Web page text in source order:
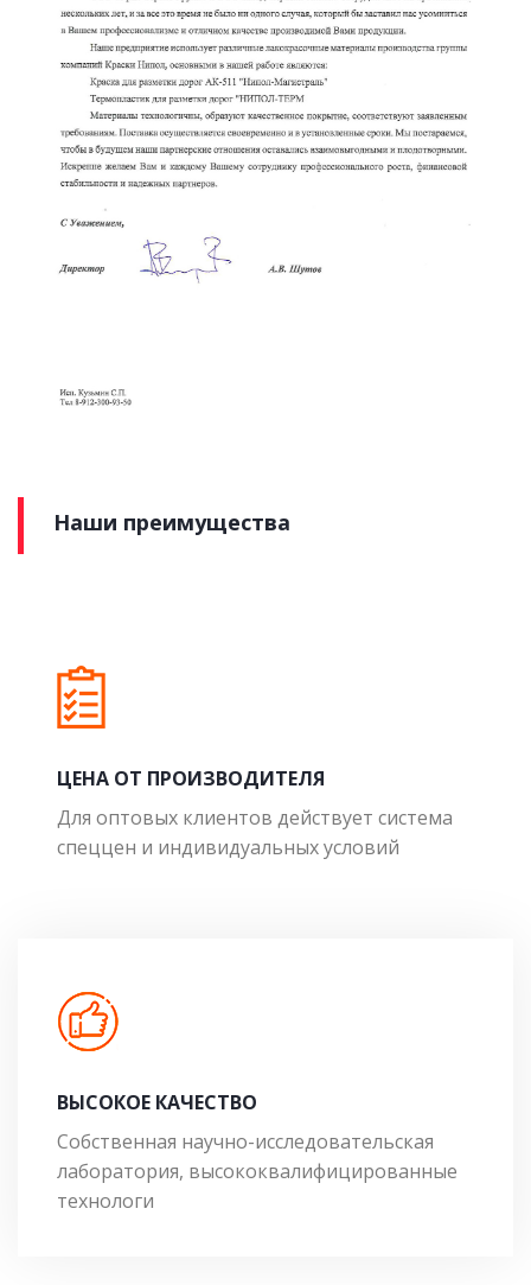
Наши преимущества
ЦЕНА ОТ ПРОИЗВОДИТЕЛЯ
Для оптовых клиентов действует система
спеццен и индивидуальных условий
ВЫСОКОЕ КАЧЕСТВО
Собственная научно-исследовательская
лаборатория, высококвалифицированные
технологи